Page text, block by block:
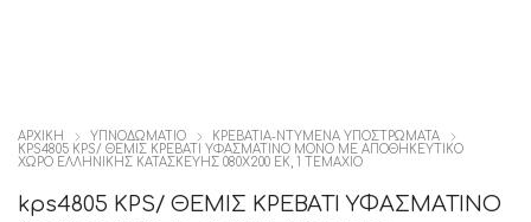
ΑΡΧΙΚΉ ΥΠΝΟΔΩΜΑΤΙΟ
ΚΡΕΒΑΤΙΑ-ΝΤΥΜΕΝΑ ΥΠΟΣΤΡΩΜΑΤΑ
KPS4805 KPS/ ΘΕΜΙΣ ΚΡΕΒΑΤΙ ΥΦΑΣΜΑΤΙΝΟ ΜΟΝΟ ΜΕ ΑΠΟΘΗΚΕΥΤΙΚΟ
ΧΩΡΟ ΕΛΛΗΝΙΚΗΣ ΚΑΤΑΣΚΕΥΗΣ 080Χ200 ΕΚ, 1 ΤΕΜΆΧΙΟ
kps4805 KPS/ ΘΕΜΙΣ ΚΡΕΒΑΤΙ ΥΦΑΣΜΑΤΙΝΟ